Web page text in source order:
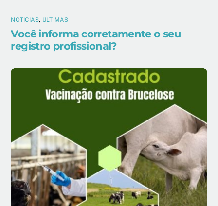
NOTÍCIAS, ÚLTIMAS
Você informa corretamente o seu
registro profissional?